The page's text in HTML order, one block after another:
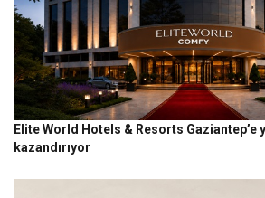
Elite World Hotels & Resorts Gaziantep’e
kazandırıyor